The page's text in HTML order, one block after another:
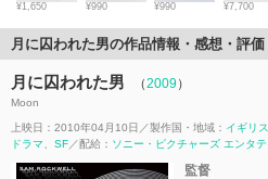
¥1,650 ¥990 ¥990 ¥7,700
月に囚われた男の作品情報・感想・評
月に囚われた男 （2009）
Moon
上映日：2010年04月10日 製作国・地域： イギリス
ドラマ
SF 配給： ソニー・ピクチャーズ エンタ
監督